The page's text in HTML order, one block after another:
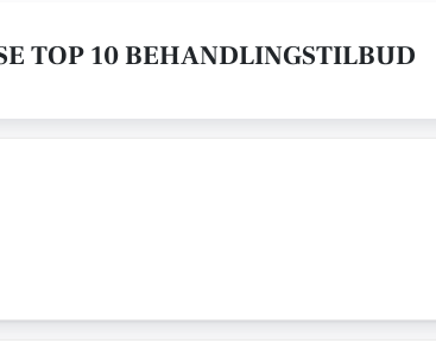
TOP 10 BEHANDLINGSTILBUD